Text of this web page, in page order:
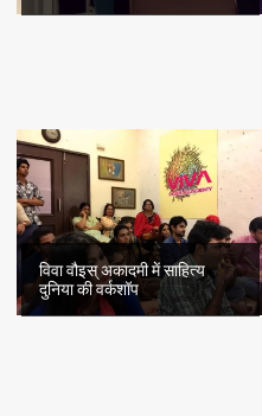
विवा वौइस् अकादमी में साहित्य
दुनिया की वर्कशॉप